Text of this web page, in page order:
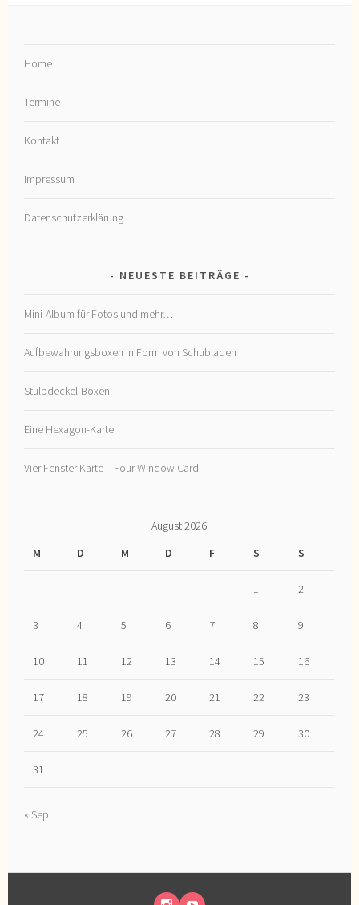
Home
Termine
Kontakt
Impressum
Datenschutzerklärung
NEUESTE BEITRÄGE
Mini-Album für Fotos und mehr…
Aufbewahrungsboxen in Form von Schubladen
Stülpdeckel-Boxen
Eine Hexagon-Karte
Vier Fenster Karte – Four Window Card
August 2026
M
D M D F S S
1 2
3 4 5 6 7 8 9
10 11 12 13 14 15 16
17 18 19 20 21 22 23
24 25 26 27 28 29 30
31
« Sep